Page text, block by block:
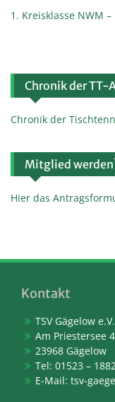
1. Kreisklasse NWM
Chronik der TT-
Chronik der
Mitglied
Hier das
Kontakt
TSV Gägelow e.V.
Am Priestersee 4
23968 Gägelow
Tel: 01523 –
E-Mail: tsv-